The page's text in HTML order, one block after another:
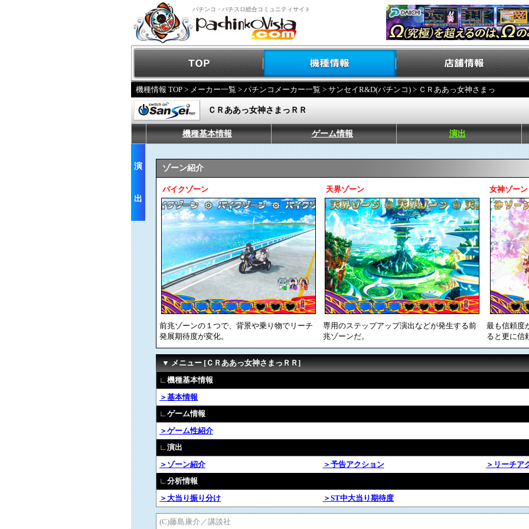
パチンコ・パチスロ総合コミュニティサイト
機種情報 TOP > メーカー一覧 > パチンコメーカー一覧 > サンセイR&D(パチンコ) > ＣＲああっ女神さまっ
ＣＲああっ女神さまっＲＲ
機種基本情報 ゲーム情報 演出
演
出
ゾーン紹介
バイクゾーン 天界ゾーン 女神ゾーン
前兆ゾーンの１つで、背景や乗り物でリーチ
発展期待度が変化。
専用のステップアップ演出などが発生する前
兆ゾーンだ。
最も信頼度
ると更に信
▼ メニュー [ＣＲああっ女神さまっＲＲ]
∟機種基本情報
＞基本情報
∟ゲーム情報
＞ゲーム性紹介
∟演出
＞ゾーン紹介
＞予告アクション
＞リーチア
∟分析情報
＞大当り振り分け
＞ST中大当り期待度
(C)藤島康介／講談社